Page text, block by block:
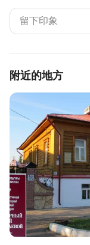
附近的地方